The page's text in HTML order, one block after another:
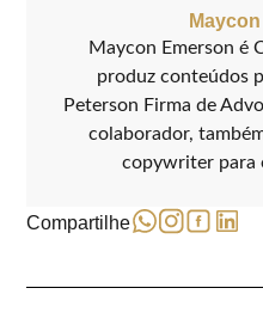
Maycon Emerson é
produz conteúdos
Peterson Firma de
colaborador,
copywriter para
Compartilhe